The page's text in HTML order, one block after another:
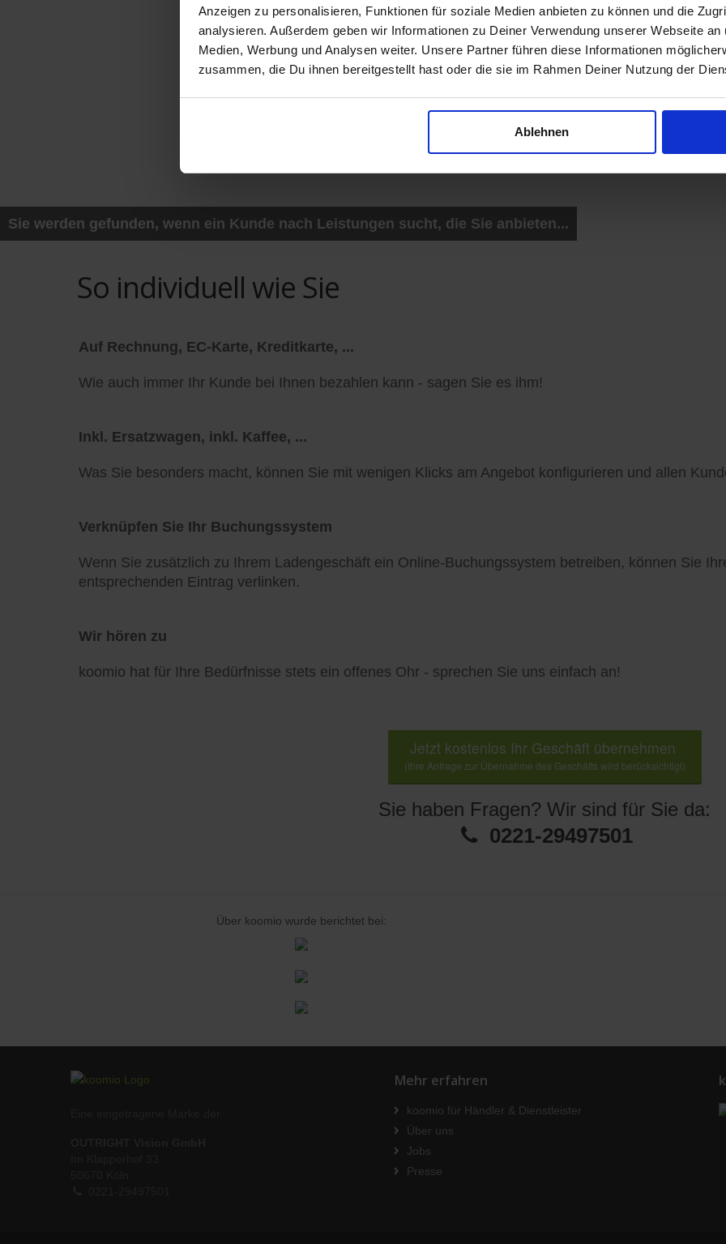
Anzeigen zu personalisieren, Funktionen für soziale Medien anbieten zu können und die
analysieren. Außerdem geben wir Informationen zu Deiner Verwendung unserer Webseite
Medien, Werbung und Analysen weiter. Unsere Partner führen diese Informationen
zusammen, die Du ihnen bereitgestellt hast oder die sie im Rahmen Deiner Nutzung der
Ablehnen
Sie werden gefunden, wenn ein Kunde nach Leistungen sucht, die Sie anbieten...
So individuell wie Sie
Auf Rechnung, EC-Karte, Kreditkarte, ...
Wie auch immer Ihr Kunde bei Ihnen bezahlen kann - sagen Sie es ihm!
Inkl. Ersatzwagen, inkl. Kaffee, ...
Was Sie besonders macht, können Sie mit wenigen Klicks am Angebot konfigurieren und allen
Verknüpfen Sie Ihr Buchungssystem
Wenn Sie zusätzlich zu Ihrem Ladengeschäft ein Online-Buchungssystem betreiben, können Sie
entsprechenden Eintrag verlinken.
Wir hören zu
koomio hat für Ihre Bedürfnisse stets ein offenes Ohr - sprechen Sie uns einfach an!
Jetzt kostenlos Ihr Geschäft übernehmen
(Ihre Anfrage zur Übernahme des Geschäfts wird berücksichtigt)
Sie haben Fragen? Wir sind für Sie da:
0221-29497501
Über koomio wurde berichtet bei:
Mehr erfahren
koomio für Händler & Dienstleister
Über uns
Jobs
Presse